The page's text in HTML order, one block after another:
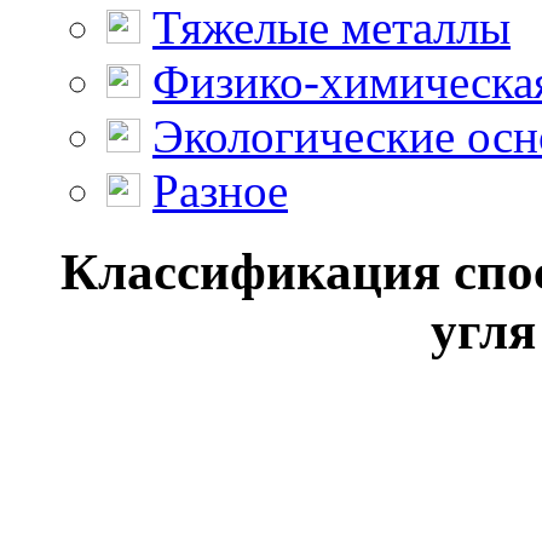
Тяжелые металлы
Физико-
Экологические
Разное
Классификация